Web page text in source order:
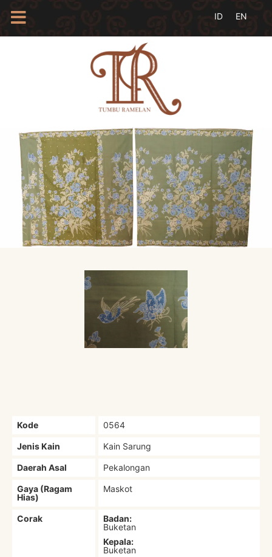
PROFIL
INSAN
BATIK
KAMUS
BATIK
KATALOG
BATIK
TANYA
Kode 0564
Jenis Kain Kain Sarung
Daerah Asal Pekalongan
Gaya (Ragam
Hias)
Maskot
Corak
Badan:
Buketan
Kepala:
Buketan